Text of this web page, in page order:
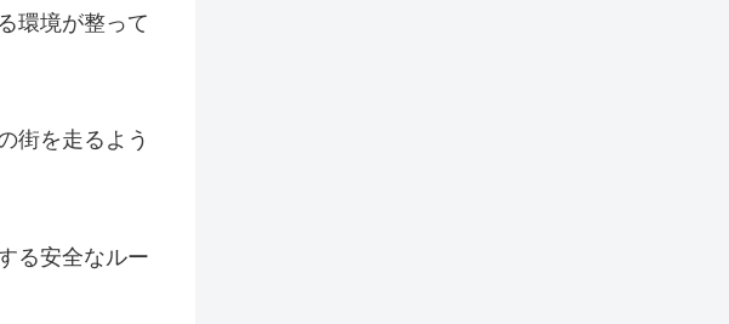
環境が整って
街を走るよう
る安全なルー